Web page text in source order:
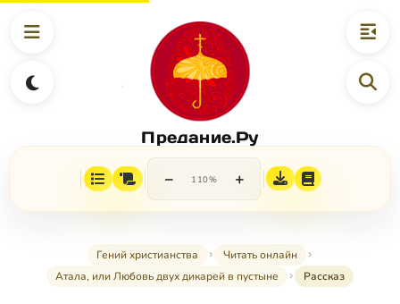
Предание.Ру
− 110% +
Гений христианства
Читать онлайн
Атала, или Любовь двух дикарей в пустыне
Рассказ